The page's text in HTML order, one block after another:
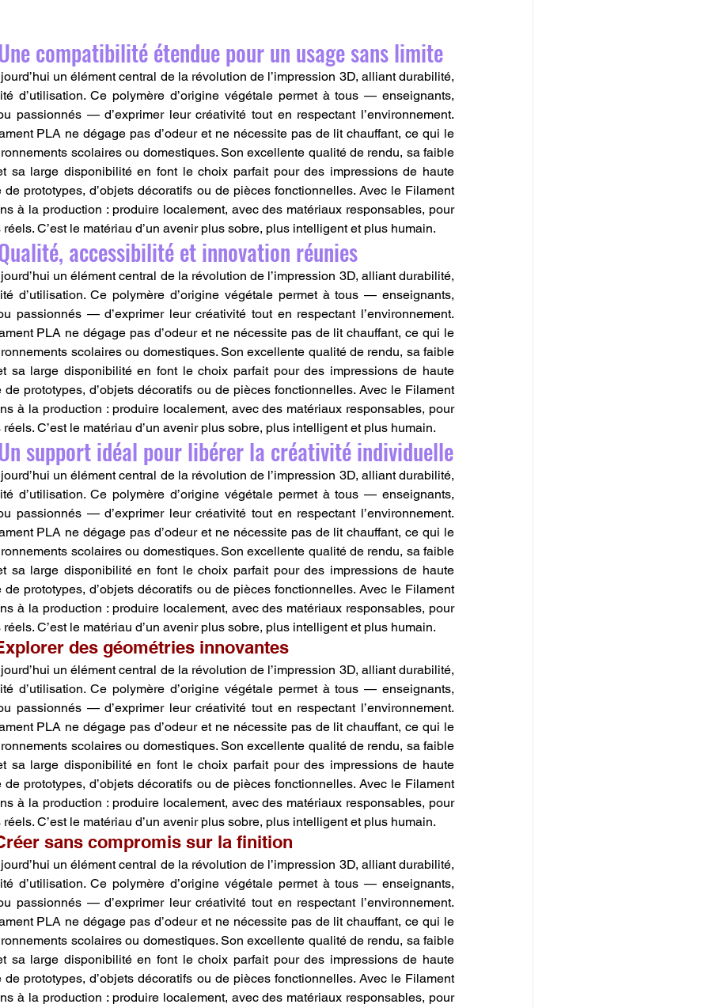
compatibilité étendue pour un usage sans limite
un élément central de la révolution de l’impression 3D, alliant durabilité,
d’utilisation. Ce polymère d’origine végétale permet à tous — enseignants,
passionnés — d’exprimer leur créativité tout en respectant l’environnement.
PLA ne dégage pas d’odeur et ne nécessite pas de lit chauffant, ce qui le
scolaires ou domestiques. Son excellente qualité de rendu, sa faible
sa large disponibilité en font le choix parfait pour des impressions de haute
de prototypes, d’objets décoratifs ou de pièces fonctionnelles. Avec le Filament
à la production : produire localement, avec des matériaux responsables, pour
C’est le matériau d’un avenir plus sobre, plus intelligent et plus humain.
accessibilité et innovation réunies
un élément central de la révolution de l’impression 3D, alliant durabilité,
d’utilisation. Ce polymère d’origine végétale permet à tous — enseignants,
passionnés — d’exprimer leur créativité tout en respectant l’environnement.
PLA ne dégage pas d’odeur et ne nécessite pas de lit chauffant, ce qui le
scolaires ou domestiques. Son excellente qualité de rendu, sa faible
sa large disponibilité en font le choix parfait pour des impressions de haute
de prototypes, d’objets décoratifs ou de pièces fonctionnelles. Avec le Filament
à la production : produire localement, avec des matériaux responsables, pour
C’est le matériau d’un avenir plus sobre, plus intelligent et plus humain.
support idéal pour libérer la créativité individuelle
un élément central de la révolution de l’impression 3D, alliant durabilité,
d’utilisation. Ce polymère d’origine végétale permet à tous — enseignants,
passionnés — d’exprimer leur créativité tout en respectant l’environnement.
PLA ne dégage pas d’odeur et ne nécessite pas de lit chauffant, ce qui le
scolaires ou domestiques. Son excellente qualité de rendu, sa faible
sa large disponibilité en font le choix parfait pour des impressions de haute
de prototypes, d’objets décoratifs ou de pièces fonctionnelles. Avec le Filament
à la production : produire localement, avec des matériaux responsables, pour
C’est le matériau d’un avenir plus sobre, plus intelligent et plus humain.
des géométries innovantes
un élément central de la révolution de l’impression 3D, alliant durabilité,
d’utilisation. Ce polymère d’origine végétale permet à tous — enseignants,
passionnés — d’exprimer leur créativité tout en respectant l’environnement.
PLA ne dégage pas d’odeur et ne nécessite pas de lit chauffant, ce qui le
scolaires ou domestiques. Son excellente qualité de rendu, sa faible
sa large disponibilité en font le choix parfait pour des impressions de haute
de prototypes, d’objets décoratifs ou de pièces fonctionnelles. Avec le Filament
à la production : produire localement, avec des matériaux responsables, pour
C’est le matériau d’un avenir plus sobre, plus intelligent et plus humain.
sans compromis sur la finition
un élément central de la révolution de l’impression 3D, alliant durabilité,
d’utilisation. Ce polymère d’origine végétale permet à tous — enseignants,
passionnés — d’exprimer leur créativité tout en respectant l’environnement.
PLA ne dégage pas d’odeur et ne nécessite pas de lit chauffant, ce qui le
scolaires ou domestiques. Son excellente qualité de rendu, sa faible
sa large disponibilité en font le choix parfait pour des impressions de haute
de prototypes, d’objets décoratifs ou de pièces fonctionnelles. Avec le Filament
à la production : produire localement, avec des matériaux responsables, pour